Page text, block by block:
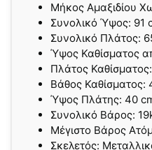
Μήκος Αμαξιδίου
Συνολικό Ύψος: 91
Συνολικό Πλάτος:
Ύψος Καθίσματος
Πλάτος
Bάθος Καθίσματος:
Ύψος Πλάτης: 40
Συνολικό Βάρος:
Μέγιστο Βάρος
Σκελετός: